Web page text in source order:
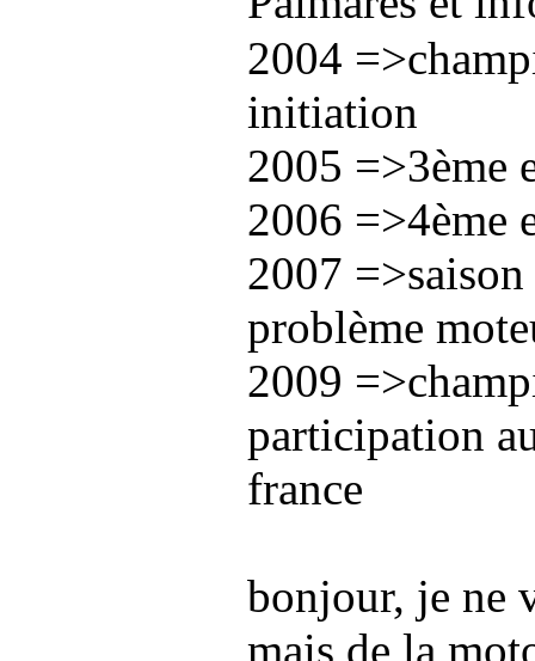
2004
initiation
2005 =>3ème
2006 =>4ème
2007
problème
2009
participation
france
bonjour, je ne
mais de la